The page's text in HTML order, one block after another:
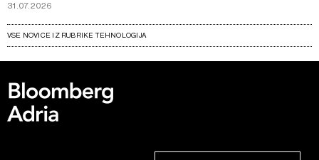
31.07.2026
VSE NOVICE IZ RUBRIKE TEHNOLOGIJA